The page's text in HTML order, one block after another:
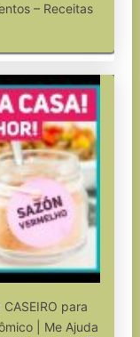
– Receitas
para
| Me Ajuda